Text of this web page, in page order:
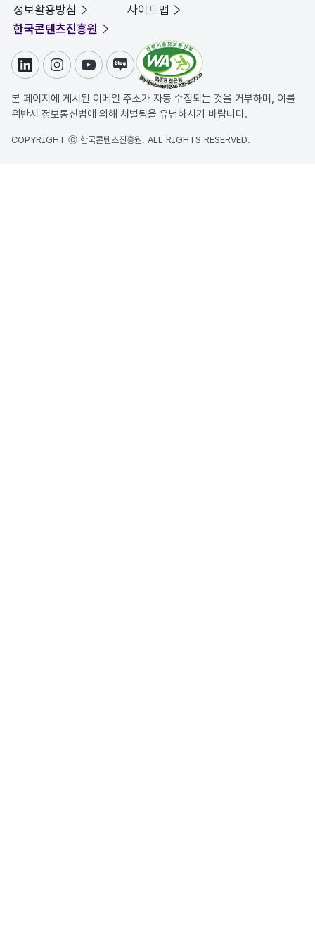
정보활용방침
사이트맵
한국콘텐츠진흥원
링크드인인스타그램
유튜브블로그
본 페이지에 게시된 이메일 주소가 자동 수집되는 것을 거부하며, 이를
위반시 정보통신법에 의해 처벌됨을 유념하시기 바랍니다.
COPYRIGHT ⓒ 한국콘텐츠진흥원. ALL RIGHTS RESERVED.